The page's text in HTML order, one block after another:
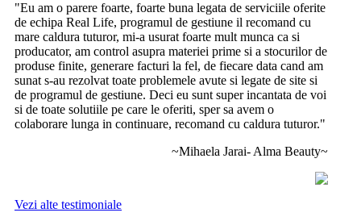
"Eu am o parere foarte, foarte buna legata de serviciile oferite
de echipa Real Life, programul de gestiune il recomand cu
mare caldura tuturor, mi-a usurat foarte mult munca ca si
producator, am control asupra materiei prime si a stocurilor de
produse finite, generare facturi la fel, de fiecare data cand am
sunat s-au rezolvat toate problemele avute si legate de site si
de programul de gestiune. Deci eu sunt super incantata de voi
si de toate solutiile pe care le oferiti, sper sa avem o
colaborare lunga in continuare, recomand cu caldura tuturor."
~Mihaela Jarai- Alma Beauty~
Vezi alte testimoniale